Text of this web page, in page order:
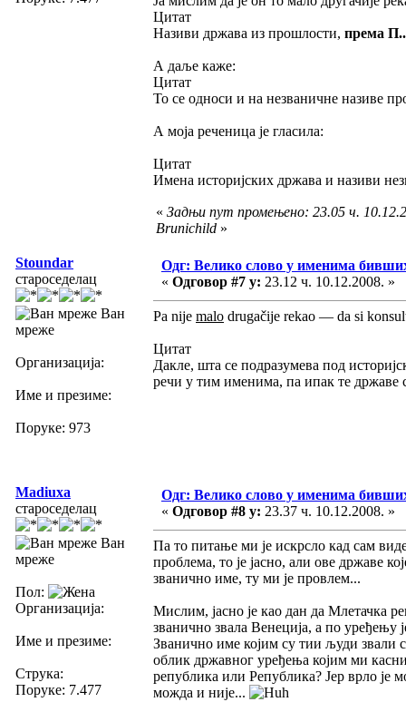
Цитат
Називи држава из прошлости, према
А даље каже:
Цитат
То се односи и на незваничне називе
А моја реченица је гласила:
Цитат
Имена историјских држава и називи
« Задњи пут промењено: 23.05 ч.
Brunichild »
Stoundar
староседелац
Ван
мреже
Организација:
Име и презиме:
Поруке: 973
Одг: Велико слово у именима
« Одговор #7 у: 23.12 ч. 10.12.2008. »
Pa nije malo drugačije rekao — da si
Цитат
Дакле, шта се подразумева под
речи у тим именима, па ипак те државе
Madiuxa
староседелац
Ван
мреже
Пол:
Организација:
Име и презиме:
Струка:
Поруке: 7.477
Одг: Велико слово у именима
« Одговор #8 у: 23.37 ч. 10.12.2008. »
Па то питање ми је искрсло кад сам
проблема, то је јасно, али ове државе
званично име, ту ми је провлем...
Мислим, јасно је као дан да Млетачка
званично звала Венеција, а по
Званично име којим су тии људи звали
облик државног уређења којим ми
република или Република? Јер врло је
можда и није...